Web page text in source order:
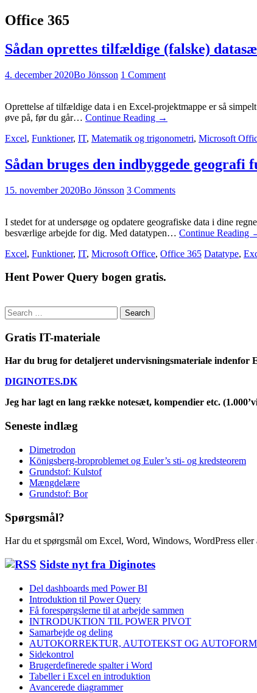
Office 365
Sådan oprettes tilfældige (falske)
4. december 2020Bo Jönsson 1 Comment
Oprettelse af tilfældige data i en Excel-projektmappe er så
øve på, før du går… Continue Reading →
Excel, Funktioner, IT, Matematik og trigonometri, Microsoft
Sådan bruges den indbyggede
15. november 2020Bo Jönsson 3 Comments
I stedet for at undersøge og opdatere geografiske data i dine
besværlige arbejde for dig. Med datatypen… Continue Reading
Excel, Funktioner, IT, Microsoft Office, Office 365 Datatype,
Hent Power Query bogen gratis.
Search
for:
Gratis IT-materiale
Har du brug for detaljeret undervisningsmateriale indenfor
DIGINOTES.DK
Jeg har lagt en lang række notesæt, kompendier etc.
Seneste indlæg
Dimetrodon
Königsberg-broproblemet og Euler’s sti- og kredsteorem
Grundstof: Kulstof
Mængdelære
Grundstof: Bor
Spørgsmål?
Har du et spørgsmål om Excel, Word, Windows, WordPress
Sidste nyt fra Diginotes
Del dashboards med Power BI
Introduktion til Power Query
Få forespørgslerne til at arbejde sammen
INTRODUKTION TIL POWER PIVOT
Samarbejde og deling
AUTOKORREKTUR, AUTOTEKST OG
Sidekontrol
Brugerdefinerede spalter i Word
Tabeller i Excel en introduktion
Avancerede diagrammer